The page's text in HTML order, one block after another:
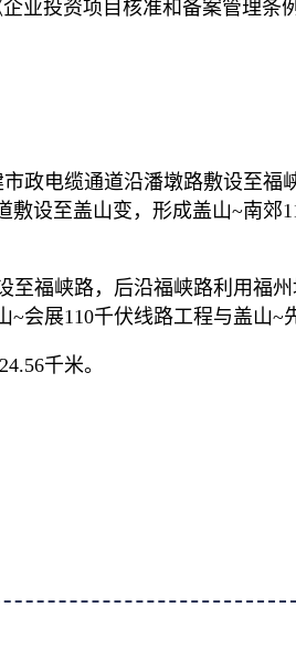
业投资项目核准和备案管理条
政电缆通道沿潘墩路敷设至
设至盖山变，形成盖山~南郊
福峡路，后沿福峡路利用福
展110千伏线路工程与盖山~
千米。